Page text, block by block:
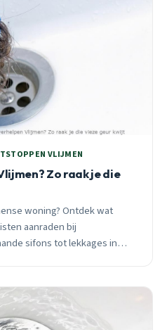
VLIJMEN
Zo raak je die
woning? Ontdek wat
aanraden bij
sifons tot lekkages in